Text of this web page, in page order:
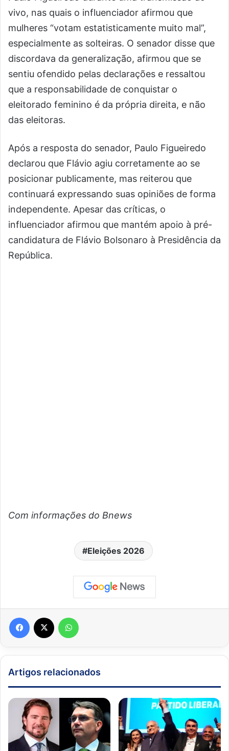
vivo, nas quais o influenciador afirmou que
mulheres “votam estatisticamente muito mal”,
especialmente as solteiras. O senador disse que
discordava da generalização, afirmou que se
sentiu ofendido pelas declarações e ressaltou
que a responsabilidade de conquistar o
eleitorado feminino é da própria direita, e não
das eleitoras.
Após a resposta do senador, Paulo Figueiredo
declarou que Flávio agiu corretamente ao se
posicionar publicamente, mas reiterou que
continuará expressando suas opiniões de forma
independente. Apesar das críticas, o
influenciador afirmou que mantém apoio à pré-
candidatura de Flávio Bolsonaro à Presidência da
República.
Com informações do Bnews
Eleições 2026
Facebook
Artigos relacionados